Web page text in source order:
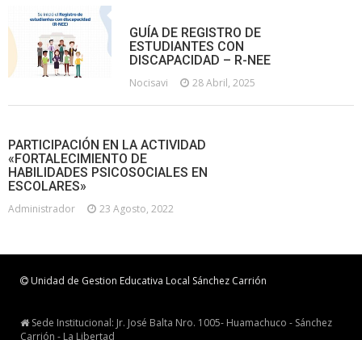
GUÍA DE REGISTRO DE
ESTUDIANTES CON
DISCAPACIDAD – R-NEE
Nocisavi 28 Abril, 2025
PARTICIPACIÓN EN LA ACTIVIDAD
«FORTALECIMIENTO DE
HABILIDADES PSICOSOCIALES EN
ESCOLARES»
Administrador 23 Agosto, 2022
Unidad de Gestion Educativa Local Sánchez Carrión
Sede Institucional: Jr. José Balta Nro. 1005- Huamachuco - Sánchez
Carrión - La Libertad